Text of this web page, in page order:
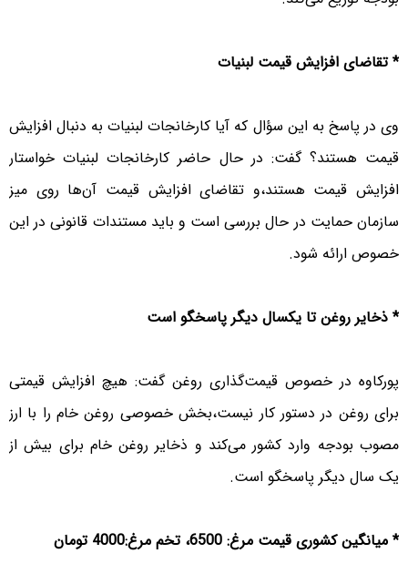
* تقاضای افزایش قیمت لبنیات
وی در پاسخ به این سؤال که آیا کارخانجات لبنیات به دنبال افزایش
قیمت هستند؟ گفت: در حال حاضر کارخانجات لبنیات خواستار
افزایش قیمت هستند،و تقاضای افزایش قیمت آن‌ها روی میز
سازمان حمایت در حال بررسی است و باید مستندات قانونی در این
خصوص ارائه شود.
* ذخایر روغن تا یکسال دیگر پاسخگو است
پورکاوه در خصوص قیمت‌گذاری روغن گفت: هیچ افزایش قیمتی
برای روغن در دستور کار نیست،بخش خصوصی روغن خام را با ارز
مصوب بودجه وارد کشور می‌کند و ذخایر روغن خام برای بیش از
یک سال دیگر پاسخگو است.
* میانگین کشوری قیمت مرغ: 6500، تخم مرغ:4000 تومان